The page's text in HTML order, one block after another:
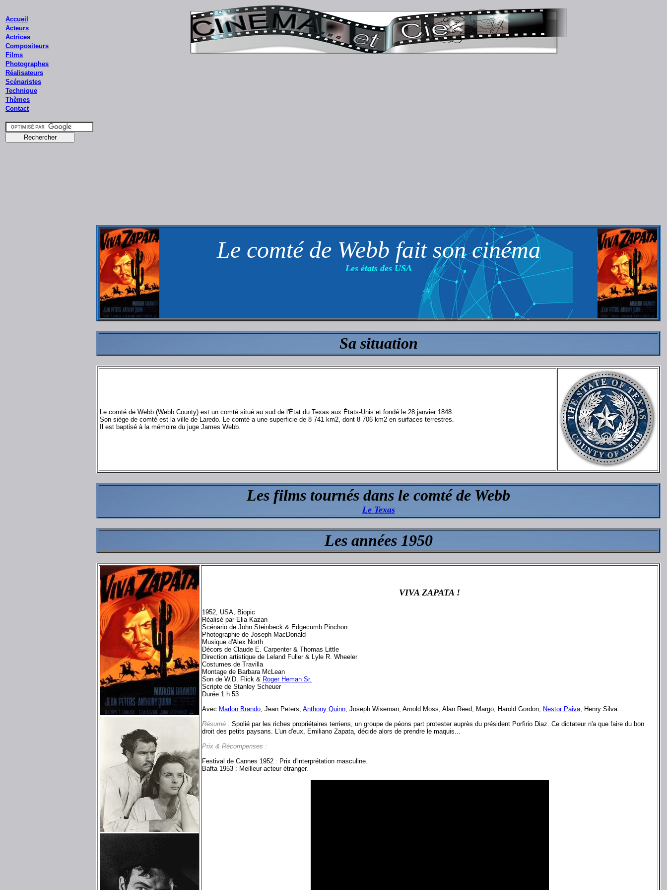
Accueil
Acteurs
Actrices
Compositeurs
Films
Photographes
Réalisateurs
Scénaristes
Technique
Thèmes
Contact
Le comté de Webb fait son cinéma
Les états des USA
Sa situation
Le comté de Webb (Webb County) est un comté situé au sud de l'État du Texas aux États-Unis et fondé le 28 janvier 1848.
Son siège de comté est la ville de Laredo. Le comté a une superficie de 8 741 km2, dont 8 706 km2 en surfaces terrestres.
Il est baptisé à la mémoire du juge James Webb.
Les films tournés dans le comté de Webb
Le Texas
Les années 1950
VIVA ZAPATA !
1952, USA, Biopic
Réalisé par Elia Kazan
Scénario de John Steinbeck & Edgecumb Pinchon
Photographie de Joseph MacDonald
Musique d'Alex North
Décors de Claude E. Carpenter & Thomas Little
Direction artistique de Leland Fuller & Lyle R. Wheeler
Costumes de Travilla
Montage de Barbara McLean
Son de W.D. Flick & Roger Heman Sr.
Scripte de Stanley Scheuer
Durée 1 h 53
Avec Marlon Brando, Jean Peters, Anthony Quinn, Joseph Wiseman, Arnold Moss, Alan Reed, Margo, Harold Gordon, Nestor Paiva, Henry Silva...
Résumé : Spolié par les riches propriétaires terriens, un groupe de péons part protester auprès du président Porfirio Diaz. Ce dictateur n'a que faire du bon
droit des petits paysans. L'un d'eux, Emiliano Zapata, décide alors de prendre le maquis...
Prix & Récompenses :
Festival de Cannes 1952 : Prix d'interprétation masculine.
Bafta 1953 : Meilleur acteur étranger.